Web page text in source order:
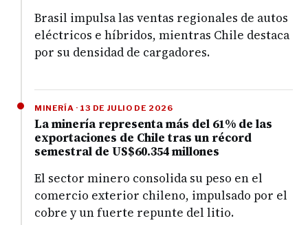
Brasil impulsa las ventas regionales de autos
eléctricos e híbridos, mientras Chile destaca
por su densidad de cargadores.
MINERÍA · 13 DE JULIO DE 2026
La minería representa más del 61% de las
exportaciones de Chile tras un récord
semestral de US$60.354 millones
El sector minero consolida su peso en el
comercio exterior chileno, impulsado por el
cobre y un fuerte repunte del litio.